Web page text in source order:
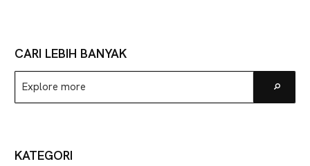
CARI LEBIH BANYAK
Explore
more
KATEGORI